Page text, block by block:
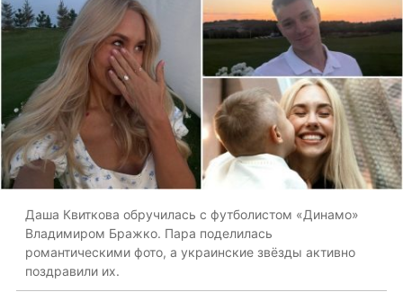
Даша Квиткова обручилась с футболистом «Динамо»
Владимиром Бражко. Пара поделилась
романтическими фото, а украинские звёзды активно
поздравили их.